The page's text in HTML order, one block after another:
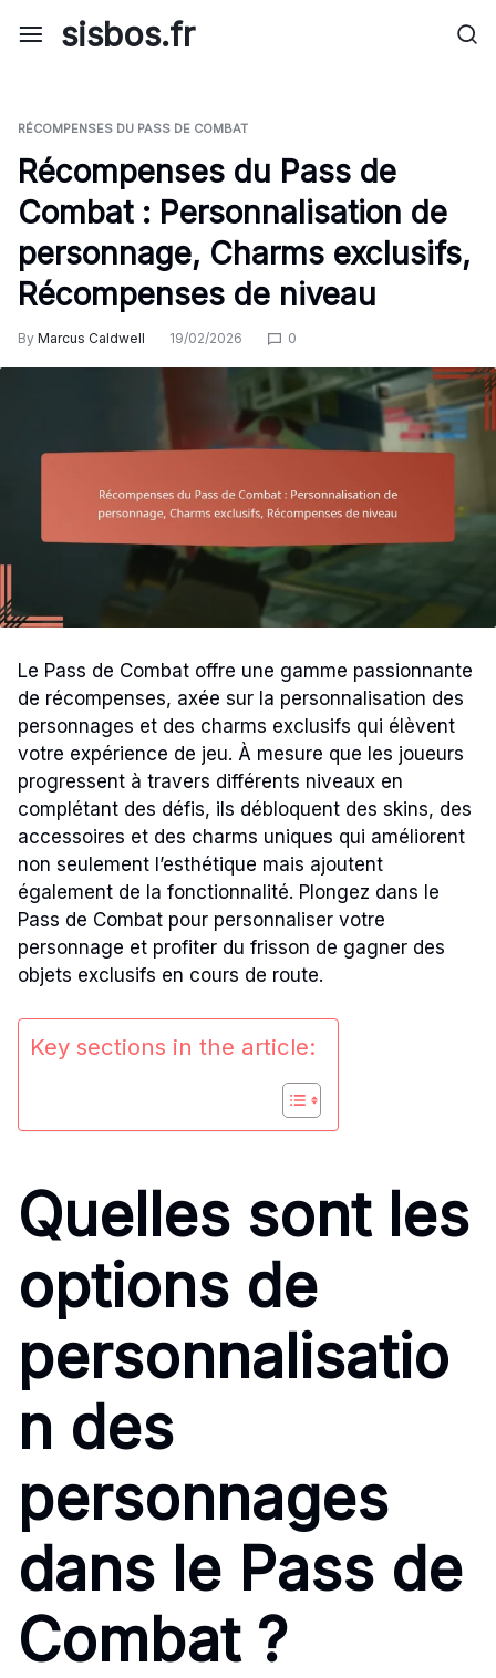
sisbos.fr
RÉCOMPENSES DU PASS DE COMBAT
Récompenses du Pass de
Combat : Personnalisation de
personnage, Charms exclusifs,
Récompenses de niveau
By Marcus Caldwell 19/02/2026 0
Le Pass de Combat offre une gamme passionnante
de récompenses, axée sur la personnalisation des
personnages et des charms exclusifs qui élèvent
votre expérience de jeu. À mesure que les joueurs
progressent à travers différents niveaux en
complétant des défis, ils débloquent des skins, des
accessoires et des charms uniques qui améliorent
non seulement l’esthétique mais ajoutent
également de la fonctionnalité. Plongez dans le
Pass de Combat pour personnaliser votre
personnage et profiter du frisson de gagner des
objets exclusifs en cours de route.
Key sections in the article:
Quelles sont les
options de
personnalisatio
n des
personnages
dans le Pass de
Combat ?